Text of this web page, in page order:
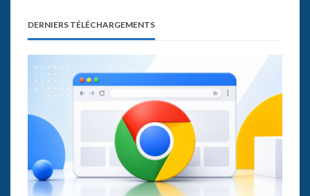
DERNIERS TÉLÉCHARGEMENTS